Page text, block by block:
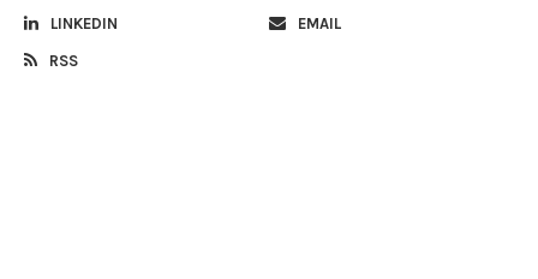
LINKEDIN EMAIL
RSS